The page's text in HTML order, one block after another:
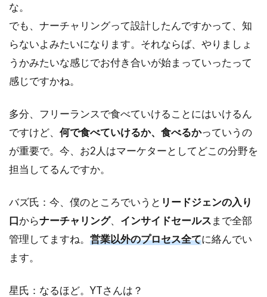
な。
でも、ナーチャリングって設計したんですかって、知
らないよみたいになります。それならば、やりましょ
うかみたいな感じでお付き合いが始まっていったって
感じですかね。
多分、フリーランスで食べていけることにはいけるん
ですけど、 何で食べていけるか、食べるかっていうの
が重要で。今、お2人はマーケターとしてどこの分野を
担当してるんですか。
バズ氏：今、僕のところでいうと リードジェンの入り
口からナーチャリング、 インサイドセールスまで全部
管理してますね。 営業以外のプロセス全てに絡んでい
ます。
星氏：なるほど。YTさんは？